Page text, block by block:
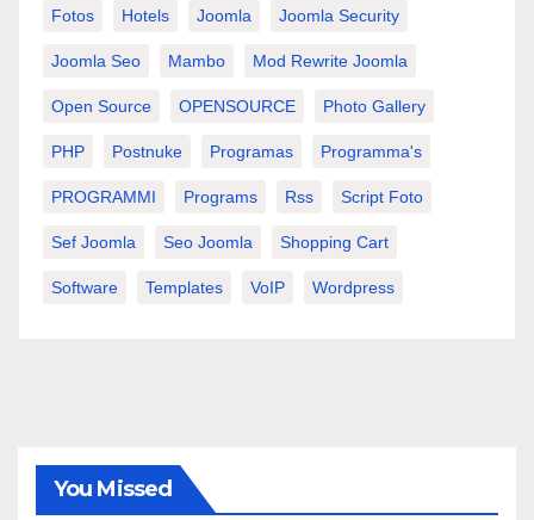
Fotos Hotels Joomla Joomla Security
Joomla Seo Mambo Mod Rewrite Joomla
Open Source OPENSOURCE Photo Gallery
PHP Postnuke Programas Programma's
PROGRAMMI Programs Rss Script Foto
Sef Joomla Seo Joomla Shopping Cart
Software Templates VoIP Wordpress
You Missed